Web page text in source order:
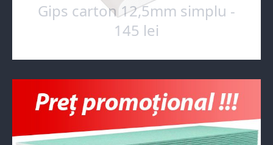
Gips carton 12,5mm simplu -
145 lei